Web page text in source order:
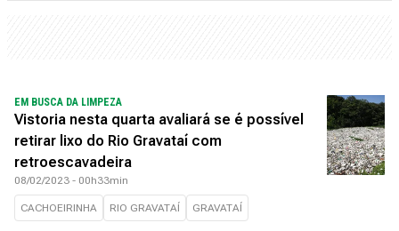
EM BUSCA DA LIMPEZA
Vistoria nesta quarta avaliará se é possível
retirar lixo do Rio Gravataí com
retroescavadeira
08/02/2023 - 00h33min
CACHOEIRINHA RIO GRAVATAÍ GRAVATAÍ